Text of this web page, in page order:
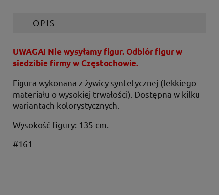
OPIS
UWAGA! Nie wysyłamy figur. Odbiór figur w
siedzibie firmy w Częstochowie.
Figura wykonana z żywicy syntetycznej (lekkiego
materiału o wysokiej trwałości). Dostępna w kilku
wariantach kolorystycznych.
Wysokość figury: 135 cm.
#161